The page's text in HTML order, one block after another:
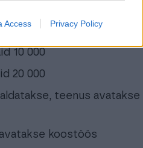
Access Privacy Policy
10 000
20 000
teenus avatakse
koostöös